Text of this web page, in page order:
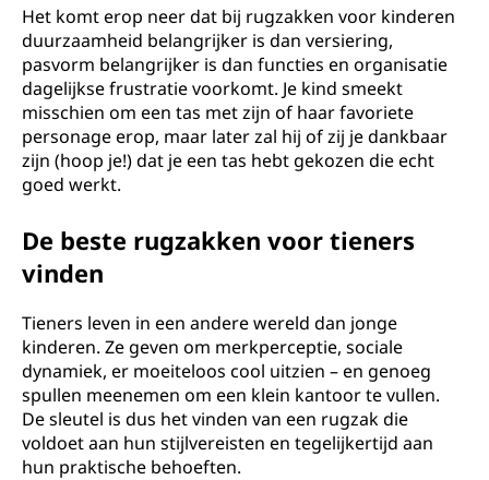
Het komt erop neer dat bij rugzakken voor kinderen
duurzaamheid belangrijker is dan versiering,
pasvorm belangrijker is dan functies en organisatie
dagelijkse frustratie voorkomt. Je kind smeekt
misschien om een tas met zijn of haar favoriete
personage erop, maar later zal hij of zij je dankbaar
zijn (hoop je!) dat je een tas hebt gekozen die echt
goed werkt.
De beste rugzakken voor tieners
vinden
Tieners leven in een andere wereld dan jonge
kinderen. Ze geven om merkperceptie, sociale
dynamiek, er moeiteloos cool uitzien – en genoeg
spullen meenemen om een klein kantoor te vullen.
De sleutel is dus het vinden van een rugzak die
voldoet aan hun stijlvereisten en tegelijkertijd aan
hun praktische behoeften.